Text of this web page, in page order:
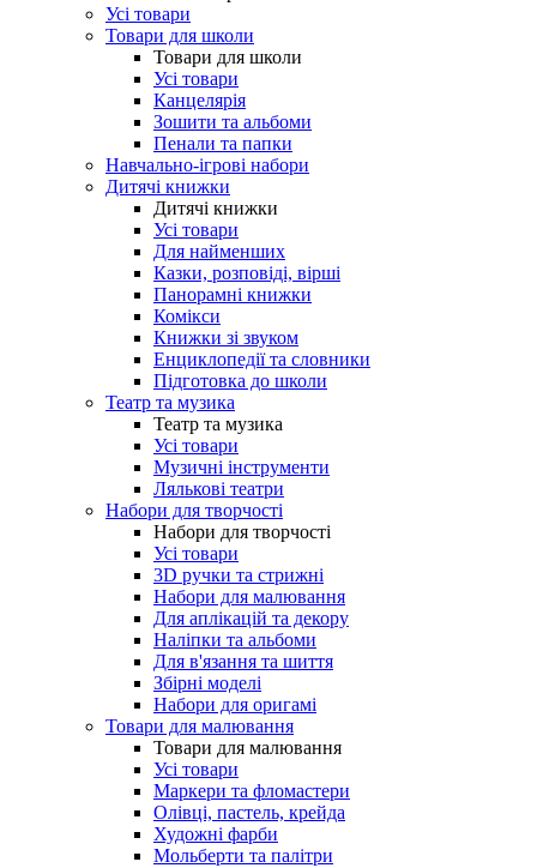
Усі товари
Товари для школи
Товари для школи
Усі товари
Канцелярія
Зошити та альбоми
Пенали та папки
Навчально-ігрові набори
Дитячі книжки
Дитячі книжки
Усі товари
Для найменших
Казки, розповіді, вірші
Панорамні книжки
Комікси
Книжки зі звуком
Енциклопедії та словники
Підготовка до школи
Театр та музика
Театр та музика
Усі товари
Музичні інструменти
Лялькові театри
Набори для творчості
Набори для творчості
Усі товари
3D ручки та стрижні
Набори для малювання
Для аплікацій та декору
Наліпки та альбоми
Для в'язання та шиття
Збірні моделі
Набори для оригамі
Товари для малювання
Товари для малювання
Усі товари
Маркери та фломастери
Олівці, пастель, крейда
Художні фарби
Мольберти та палітри